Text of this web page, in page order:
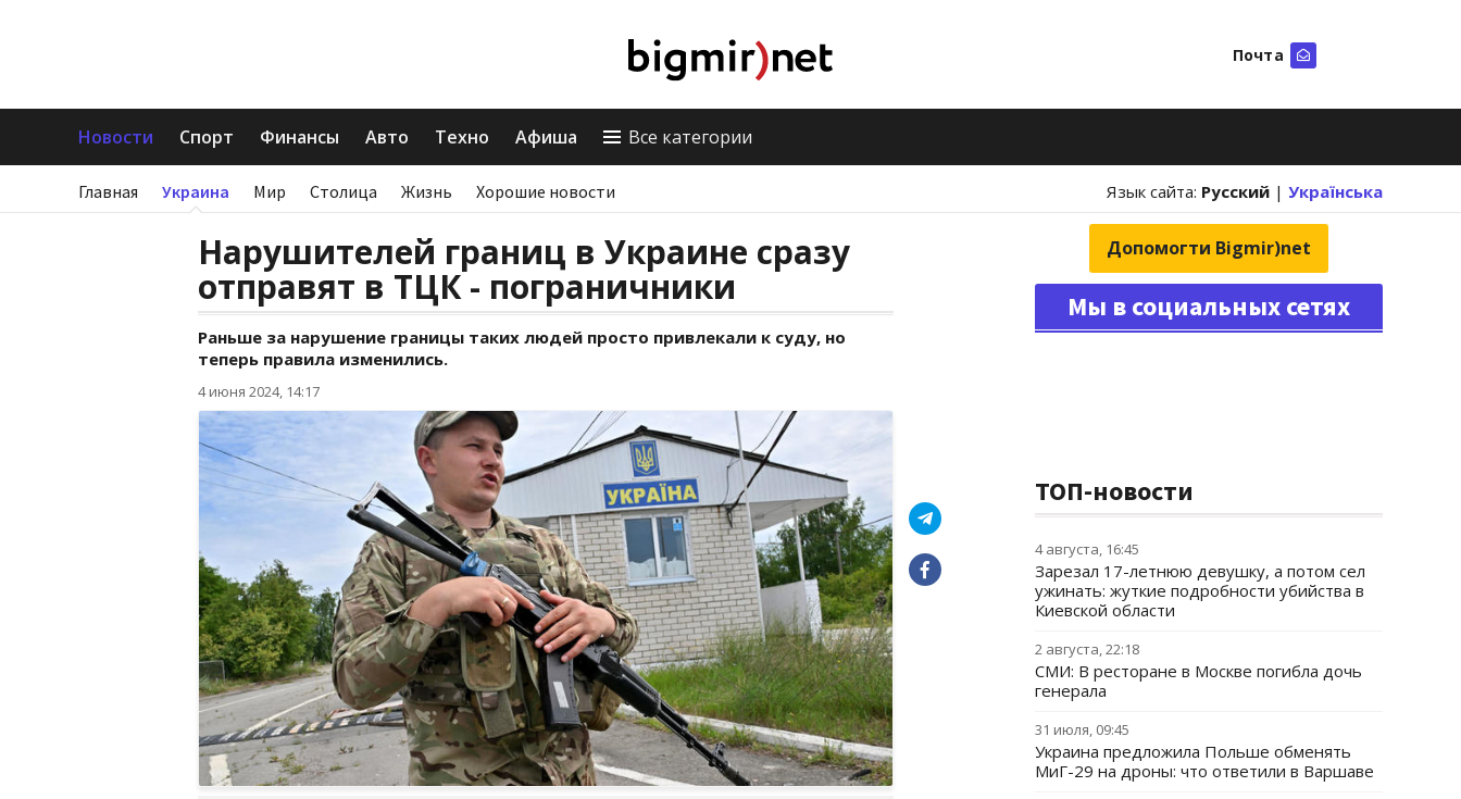
Почта
Новости Спорт Финансы Авто Техно Афиша Все категории
Главная Украина Мир Столица Жизнь Хорошие новости Язык сайта: Русский | Українська
Нарушителей границ в Украине сразу
отправят в ТЦК - пограничники
Раньше за нарушение границы таких людей просто привлекали к суду, но
теперь правила изменились.
4 июня 2024, 14:17
Допомогти Bigmir)net
Мы в социальных сетях
ТОП-новости
4 августа, 16:45
Зарезал 17-летнюю девушку, а потом сел
ужинать: жуткие подробности убийства в
Киевской области
2 августа, 22:18
СМИ: В ресторане в Москве погибла дочь
генерала
31 июля, 09:45
Украина предложила Польше обменять
МиГ-29 на дроны: что ответили в Варшаве